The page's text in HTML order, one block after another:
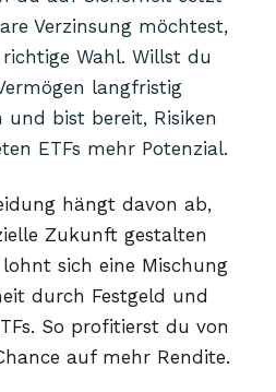
Verzinsung möchtest,
Wahl. Willst du
langfristig
und bist bereit, Risiken
ETFs mehr Potenzial.
hängt davon ab,
Zukunft gestalten
sich eine Mischung
durch Festgeld und
So profitierst du von
auf mehr Rendite.